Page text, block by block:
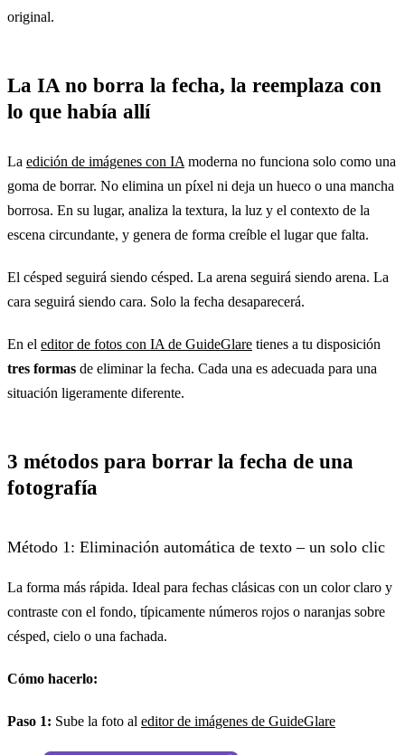
original.
La IA no borra la fecha, la reemplaza con
lo que había allí
La edición de imágenes con IA moderna no funciona solo como una
goma de borrar. No elimina un píxel ni deja un hueco o una mancha
borrosa. En su lugar, analiza la textura, la luz y el contexto de la
escena circundante, y genera de forma creíble el lugar que falta.
El césped seguirá siendo césped. La arena seguirá siendo arena. La
cara seguirá siendo cara. Solo la fecha desaparecerá.
En el editor de fotos con IA de GuideGlare tienes a tu disposición
tres formas de eliminar la fecha. Cada una es adecuada para una
situación ligeramente diferente.
3 métodos para borrar la fecha de una
fotografía
Método 1: Eliminación automática de texto – un solo clic
La forma más rápida. Ideal para fechas clásicas con un color claro y
contraste con el fondo, típicamente números rojos o naranjas sobre
césped, cielo o una fachada.
Cómo hacerlo:
Paso 1: Sube la foto al editor de imágenes de GuideGlare